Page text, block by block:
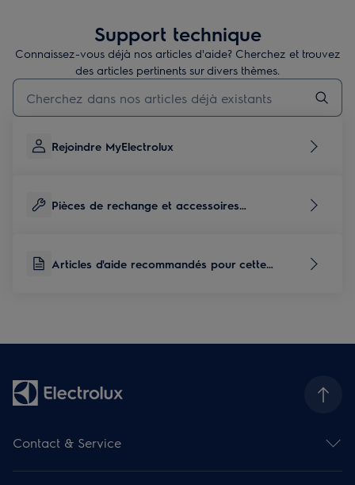
Support technique
Connaissez-vous déjà nos articles d'aide? Cherchez et trouvez
des articles pertinents sur divers thèmes.
Taper pour rechercher des articles de conseils
Rejoindre MyElectrolux
Pièces de rechange et accessoires
Articles d'aide recommandés pour cette
Contact & Service